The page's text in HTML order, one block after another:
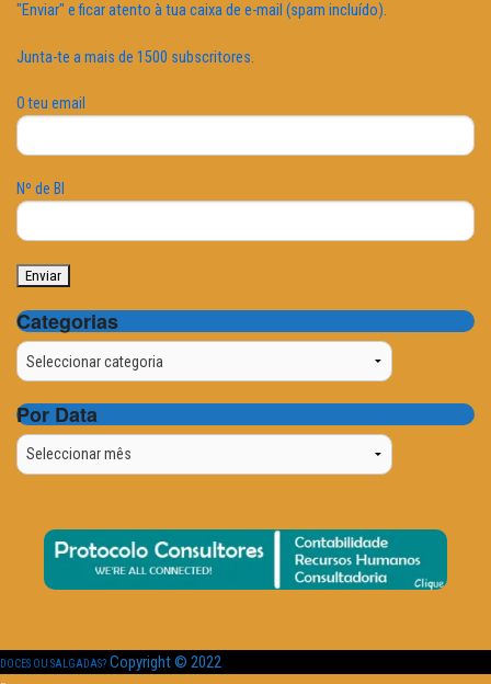
"Enviar" e ficar atento à tua caixa de e-mail (spam incluído).
Junta-te a mais de 1500 subscritores.
O teu email
Nº de BI
Categorias
Categorias
Por Data
Por
Data
DOCES OU SALGADAS? Copyright © 2022